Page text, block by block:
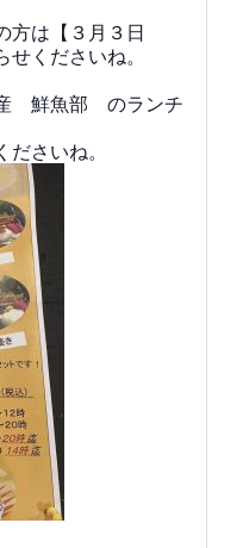
方は【３ 月３日
せくださいね。
鮮魚部 のランチ
さいね。